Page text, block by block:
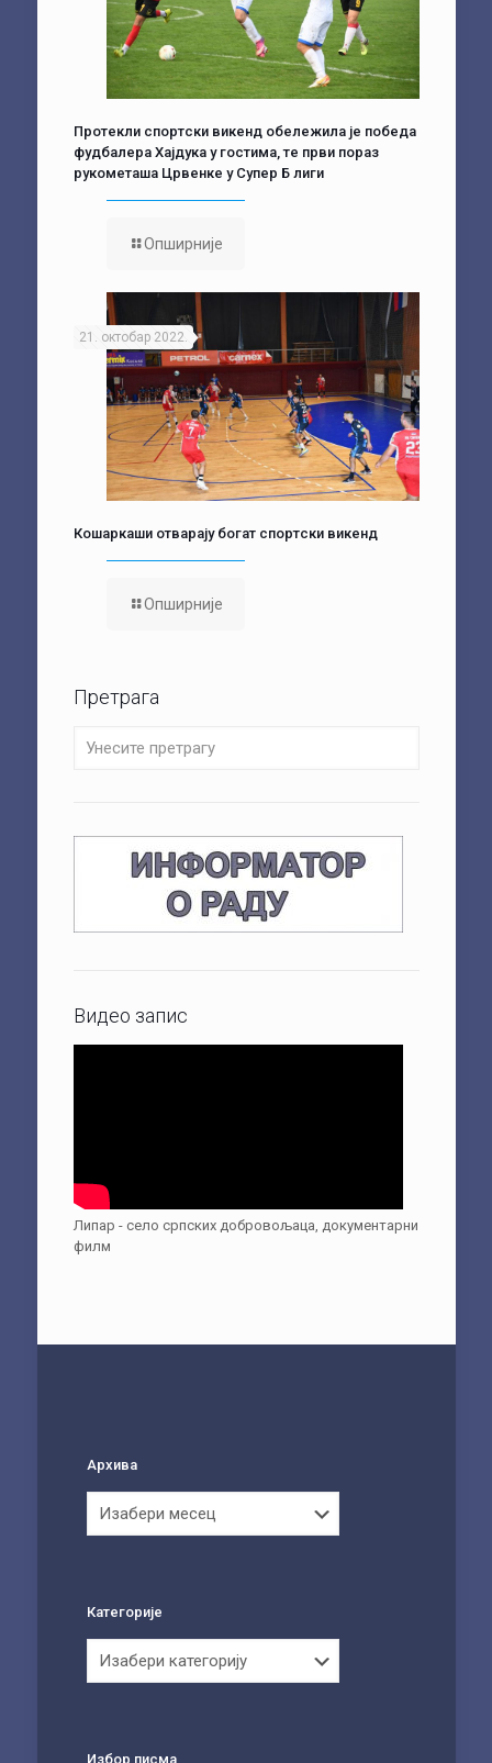
Протекли спортски викенд обележила је победа
фудбалера Хајдука у гостима, те први пораз
рукометаша Црвенке у Супер Б лиги
Опширније
21. октобар 2022.
Кошаркаши отварају богат спортски викенд
Опширније
Претрага
Видео запис
Липар - село српских добровољаца, документарни
филм
Архива
Категорије
Избор писма